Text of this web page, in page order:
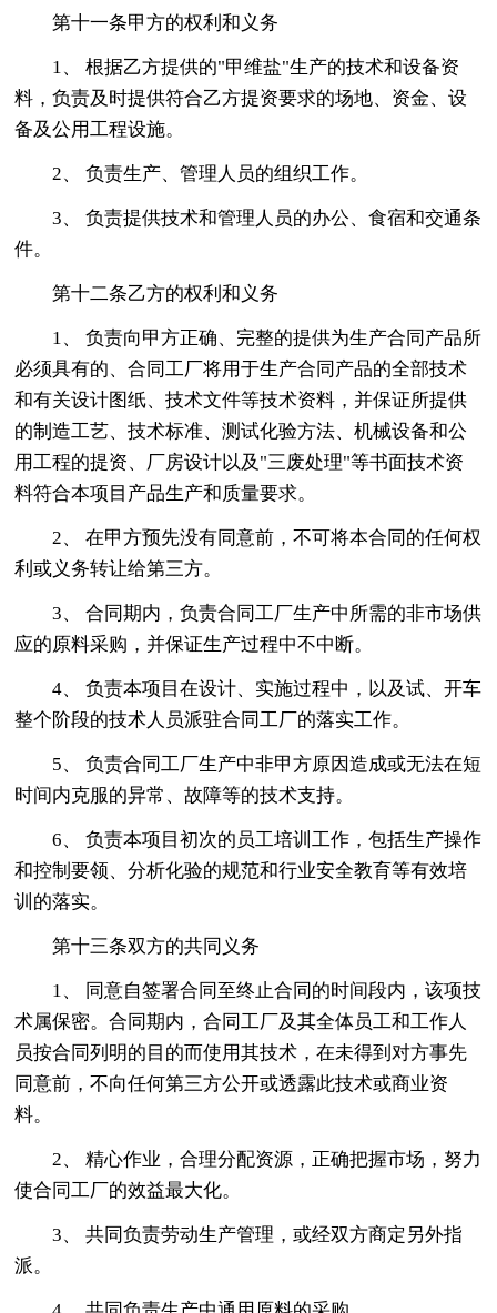
第十一条甲方的权利和义务
1、 根据乙方提供的"甲维盐"生产的技术和设备资
料，负责及时提供符合乙方提资要求的场地、资金、设
备及公用工程设施。
2、 负责生产、管理人员的组织工作。
3、 负责提供技术和管理人员的办公、食宿和交通条
件。
第十二条乙方的权利和义务
1、 负责向甲方正确、完整的提供为生产合同产品所
必须具有的、合同工厂将用于生产合同产品的全部技术
和有关设计图纸、技术文件等技术资料，并保证所提供
的制造工艺、技术标准、测试化验方法、机械设备和公
用工程的提资、厂房设计以及"三废处理"等书面技术资
料符合本项目产品生产和质量要求。
2、 在甲方预先没有同意前，不可将本合同的任何权
利或义务转让给第三方。
3、 合同期内，负责合同工厂生产中所需的非市场供
应的原料采购，并保证生产过程中不中断。
4、 负责本项目在设计、实施过程中，以及试、开车
整个阶段的技术人员派驻合同工厂的落实工作。
5、 负责合同工厂生产中非甲方原因造成或无法在短
时间内克服的异常、故障等的技术支持。
6、 负责本项目初次的员工培训工作，包括生产操作
和控制要领、分析化验的规范和行业安全教育等有效培
训的落实。
第十三条双方的共同义务
1、 同意自签署合同至终止合同的时间段内，该项技
术属保密。合同期内，合同工厂及其全体员工和工作人
员按合同列明的目的而使用其技术，在未得到对方事先
同意前，不向任何第三方公开或透露此技术或商业资
料。
2、 精心作业，合理分配资源，正确把握市场，努力
使合同工厂的效益最大化。
3、 共同负责劳动生产管理，或经双方商定另外指
派。